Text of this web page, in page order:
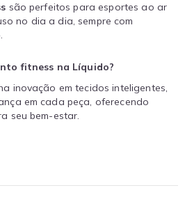
são perfeitos para esportes ao ar
no dia a dia, sempre com
fitness na Líquido?
inovação em tecidos inteligentes,
em cada peça, oferecendo
seu bem-estar.